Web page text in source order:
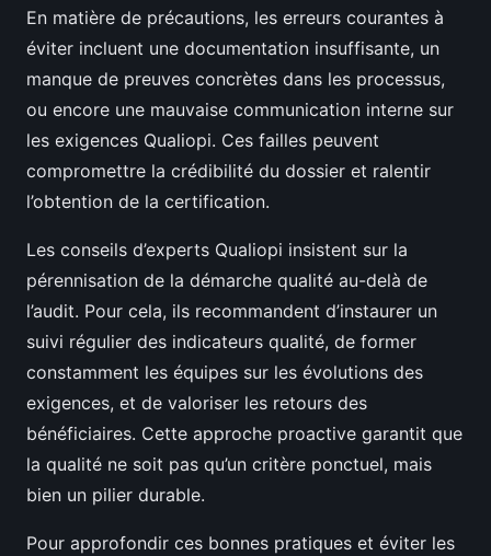
En matière de précautions, les erreurs courantes à
éviter incluent une documentation insuffisante, un
manque de preuves concrètes dans les processus,
ou encore une mauvaise communication interne sur
les exigences Qualiopi. Ces failles peuvent
compromettre la crédibilité du dossier et ralentir
l’obtention de la certification.
Les conseils d’experts Qualiopi insistent sur la
pérennisation de la démarche qualité au-delà de
l’audit. Pour cela, ils recommandent d’instaurer un
suivi régulier des indicateurs qualité, de former
constamment les équipes sur les évolutions des
exigences, et de valoriser les retours des
bénéficiaires. Cette approche proactive garantit que
la qualité ne soit pas qu’un critère ponctuel, mais
bien un pilier durable.
Pour approfondir ces bonnes pratiques et éviter les